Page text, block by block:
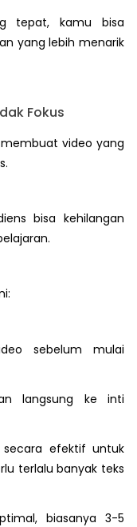
tepat, kamu bisa
yang lebih menarik
Fokus
video yang
bisa kehilangan
sebelum mulai
langsung ke inti
secara efektif untuk
terlalu banyak teks
biasanya 3-5